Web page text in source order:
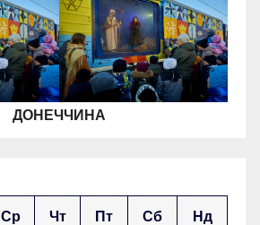
ДОНЕЧЧИНА
Ср Чт Пт Сб Нд